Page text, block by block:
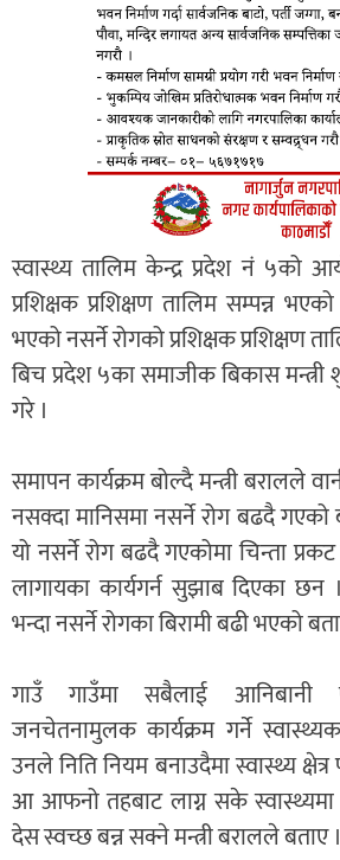
स्वास्थ्य तालिम केन्द्र प्रदेश नं ५को
प्रशिक्षक प्रशिक्षण तालिम सम्पन्न
भएको नसर्ने रोगको प्रशिक्षक प्रशिक्षण
बिच प्रदेश ५का समाजीक बिकास
गरे ।
समापन कार्यक्रम बोल्दै मन्त्री बरालले
नसक्दा मानिसमा नसर्ने रोग बढदै
यो नसर्ने रोग बढदै गएकोमा चिन्ता
लागायका कार्यगर्न सुझाब दिएका
भन्दा नसर्ने रोगका बिरामी बढी भएको
गाउँ गाउँमा सबैलाई आनिबानी
जनचेतनामुलक कार्यक्रम गर्ने
उनले निति नियम बनाउदैमा स्वास्थ्य
आ आफनो तहबाट लाग्न सके
देस स्वच्छ बन्न सक्ने मन्त्री बरालले बताए ।